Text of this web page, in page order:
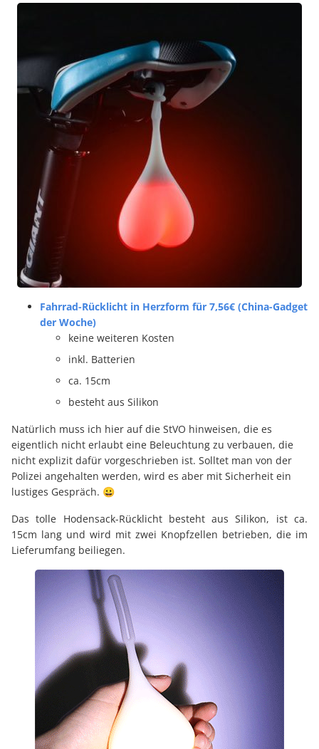
Fahrrad-Rücklicht in Herzform für 7,56€ (China-Gadget
der Woche)
keine weiteren Kosten
inkl. Batterien
ca. 15cm
besteht aus Silikon
Natürlich muss ich hier auf die StVO hinweisen, die es
eigentlich nicht erlaubt eine Beleuchtung zu verbauen, die
nicht explizit dafür vorgeschrieben ist. Solltet man von der
Polizei angehalten werden, wird es aber mit Sicherheit ein
lustiges Gespräch. 😀
Das tolle Hodensack-Rücklicht besteht aus Silikon, ist ca.
15cm lang und wird mit zwei Knopfzellen betrieben, die im
Lieferumfang beiliegen.